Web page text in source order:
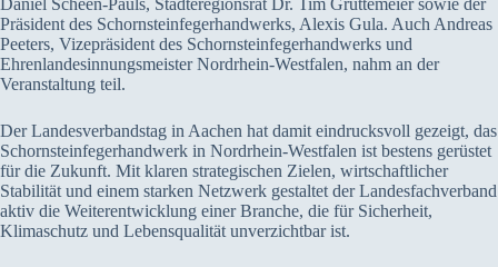
Daniel Scheen-Pauls, Städteregionsrat Dr. Tim Grüttemeier sowie der
Präsident des Schornsteinfegerhandwerks, Alexis Gula. Auch Andreas
Peeters, Vizepräsident des Schornsteinfegerhandwerks und
Ehrenlandesinnungsmeister Nordrhein-Westfalen, nahm an der
Veranstaltung teil.
Der Landesverbandstag in Aachen hat damit eindrucksvoll gezeigt, das
Schornsteinfegerhandwerk in Nordrhein-Westfalen ist bestens gerüstet
für die Zukunft. Mit klaren strategischen Zielen, wirtschaftlicher
Stabilität und einem starken Netzwerk gestaltet der Landesfachverband
aktiv die Weiterentwicklung einer Branche, die für Sicherheit,
Klimaschutz und Lebensqualität unverzichtbar ist.